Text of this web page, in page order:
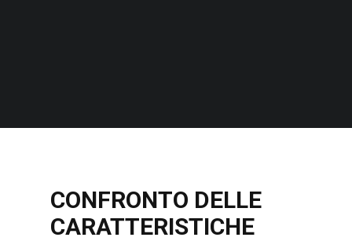
CONFRONTO DELLE
CARATTERISTICHE